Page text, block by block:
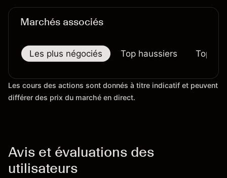
Marchés associés
Les plus négociés Top haussiers Top
Les cours des actions sont donnés à titre indicatif et peuvent
différer des prix du marché en direct.
Avis et évaluations des
utilisateurs